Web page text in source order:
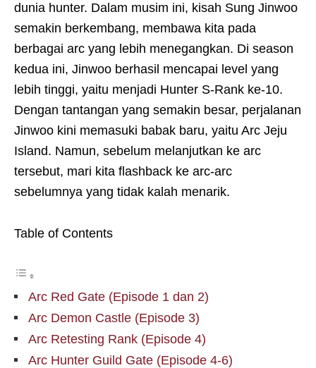
dunia hunter. Dalam musim ini, kisah Sung Jinwoo
semakin berkembang, membawa kita pada
berbagai arc yang lebih menegangkan. Di season
kedua ini, Jinwoo berhasil mencapai level yang
lebih tinggi, yaitu menjadi Hunter S-Rank ke-10.
Dengan tantangan yang semakin besar, perjalanan
Jinwoo kini memasuki babak baru, yaitu Arc Jeju
Island. Namun, sebelum melanjutkan ke arc
tersebut, mari kita flashback ke arc-arc
sebelumnya yang tidak kalah menarik.
Table of Contents
Arc Red Gate (Episode 1 dan 2)
Arc Demon Castle (Episode 3)
Arc Retesting Rank (Episode 4)
Arc Hunter Guild Gate (Episode 4-6)